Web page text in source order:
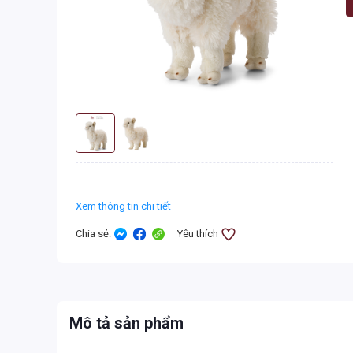
Xem thông tin chi tiết
Chia sẻ: Yêu thích
Mô tả sản phẩm